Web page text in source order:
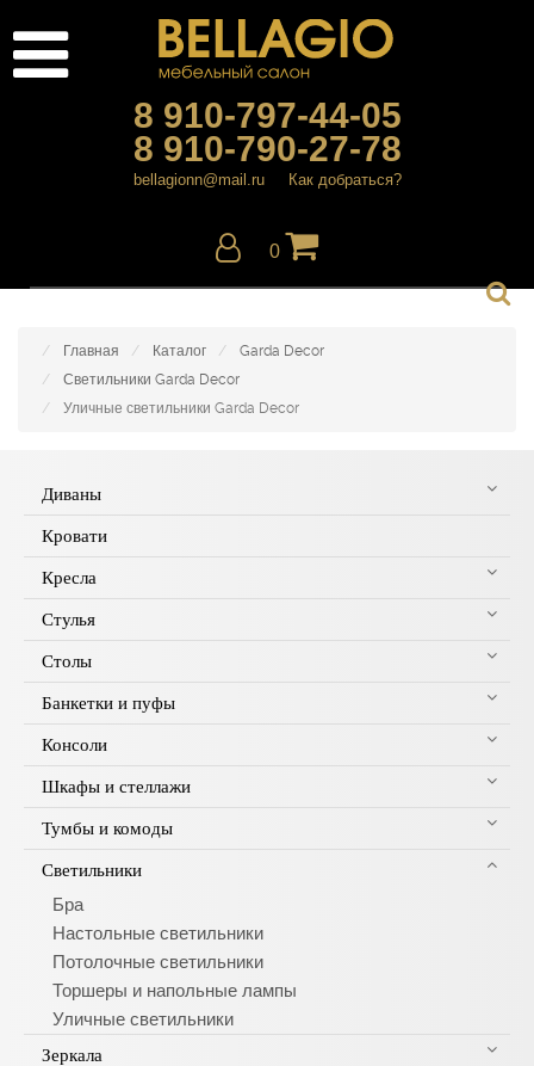
8 910-797-44-05
8 910-790-27-78
bellagionn@mail.ru Как добраться?
0
Главная Каталог
Garda Decor
Светильники Garda Decor
Уличные светильники Garda Decor
Диваны
Кровати
Кресла
Стулья
Столы
Банкетки и пуфы
Консоли
Шкафы и стеллажи
Тумбы и комоды
Светильники
Бра
Настольные светильники
Потолочные светильники
Торшеры и напольные лампы
Уличные светильники
Зеркала